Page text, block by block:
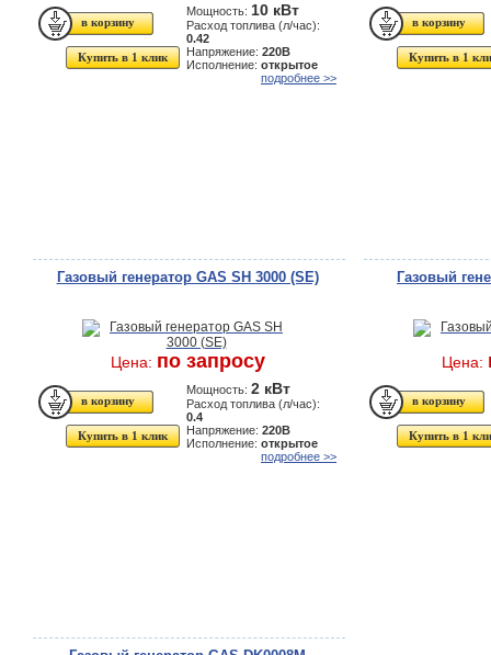
Купить в 1 клик
Мощность: 10 кВт
Расход топлива (л/час):
0.42
Напряжение: 220В
Исполнение: открытое
подробнее >>
Купить в 1
Газовый генератор GAS SH 3000 (SE)
Цена: по запросу
Купить в 1 клик
Мощность: 2 кВт
Расход топлива (л/час):
0.4
Напряжение: 220В
Исполнение: открытое
подробнее >>
Газовый
Цена:
Купить в 1